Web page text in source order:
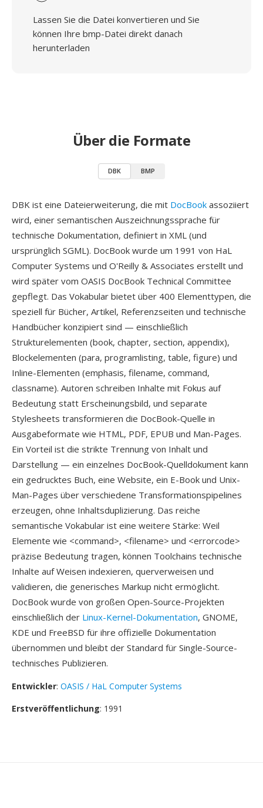
Lassen Sie die Datei konvertieren und Sie
können Ihre bmp-Datei direkt danach
herunterladen
Über die Formate
DBK BMP
DBK ist eine Dateierweiterung, die mit DocBook assoziiert
wird, einer semantischen Auszeichnungssprache für
technische Dokumentation, definiert in XML (und
ursprünglich SGML). DocBook wurde um 1991 von HaL
Computer Systems und O'Reilly & Associates erstellt und
wird später vom OASIS DocBook Technical Committee
gepflegt. Das Vokabular bietet über 400 Elementtypen, die
speziell für Bücher, Artikel, Referenzseiten und technische
Handbücher konzipiert sind — einschließlich
Strukturelementen (book, chapter, section, appendix),
Blockelementen (para, programlisting, table, figure) und
Inline-Elementen (emphasis, filename, command,
classname). Autoren schreiben Inhalte mit Fokus auf
Bedeutung statt Erscheinungsbild, und separate
Stylesheets transformieren die DocBook-Quelle in
Ausgabeformate wie HTML, PDF, EPUB und Man-Pages.
Ein Vorteil ist die strikte Trennung von Inhalt und
Darstellung — ein einzelnes DocBook-Quelldokument kann
ein gedrucktes Buch, eine Website, ein E-Book und Unix-
Man-Pages über verschiedene Transformationspipelines
erzeugen, ohne Inhaltsduplizierung. Das reiche
semantische Vokabular ist eine weitere Stärke: Weil
Elemente wie <command>, <filename> und <errorcode>
präzise Bedeutung tragen, können Toolchains technische
Inhalte auf Weisen indexieren, querverweisen und
validieren, die generisches Markup nicht ermöglicht.
DocBook wurde von großen Open-Source-Projekten
einschließlich der Linux-Kernel-Dokumentation, GNOME,
KDE und FreeBSD für ihre offizielle Dokumentation
übernommen und bleibt der Standard für Single-Source-
technisches Publizieren.
Entwickler: OASIS / HaL Computer Systems
Erstveröffentlichung: 1991